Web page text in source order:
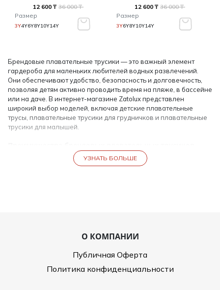
12 600 ₸ 36 000 ₸
Размер
3Y4Y6Y8Y10Y14Y
12 600 ₸ 36 000 ₸
Размер
3Y6Y8Y10Y14Y
Брендовые плавательные трусики — это важный элемент
гардероба для маленьких любителей водных развлечений.
Они обеспечивают удобство, безопасность и долговечность,
позволяя детям активно проводить время на пляже, в бассейне
или на даче. В интернет-магазине Zatolux представлен
широкий выбор моделей, включая детские плавательные
трусы, плавательные трусики для грудничков и плавательные
трусики для малышей.
Выбирая брендовые плавательные трусики, родители
получают ряд преимуществ:
надежную посадку.
Долговечность: изделия сохраняют форму и яркость цвета
даже после многократного использования и стирок.
Яркий дизайн: модные расцветки и принты, которые
нравятся детям.
УЗНАТЬ БОЛЬШЕ
О КОМПАНИИ
Публичная Оферта
Политика конфиденциальности